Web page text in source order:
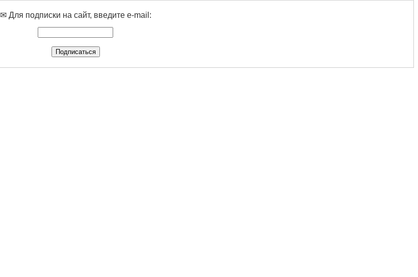
✉ Для подписки на сайт, введите e-mail: